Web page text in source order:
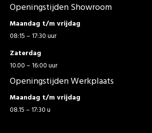
Openingstijden Showroom
Maandag t/m vrijdag
08:15 – 17:30 uur
Zaterdag
10.00 – 16:00 uur
Openingstijden Werkplaats
Maandag t/m vrijdag
08.15 – 17:30 u